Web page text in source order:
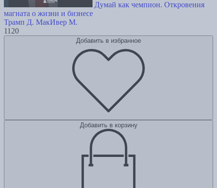
Думай как чемпион. Откровения
магната о жизни и бизнесе
Трамп Д. МакИвер М.
1120
Добавить в избранное
Добавить в корзину